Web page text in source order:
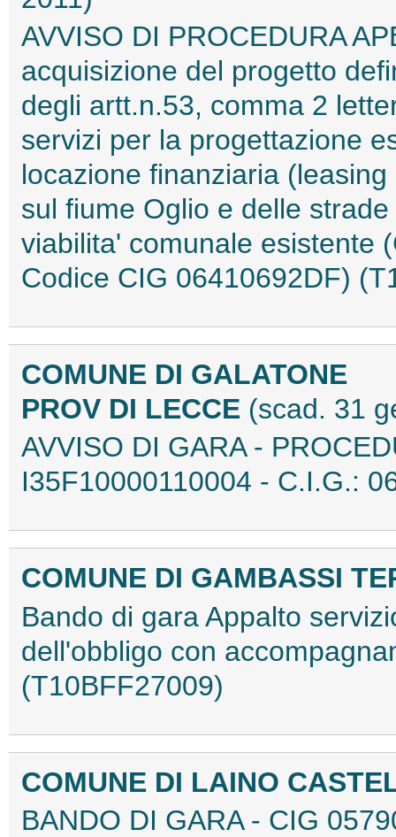
AVVISO DI PROCEDURA
acquisizione del progetto
degli artt.n.53, comma 2
servizi per la progettazione
locazione finanziaria
sul fiume Oglio e delle
viabilita' comunale esistente
Codice CIG 06410692DF)
COMUNE DI GALATONE
PROV DI LECCE (scad. 31
AVVISO DI GARA -
I35F10000110004 - C.I.G.:
COMUNE DI GAMBASSI
Bando di gara Appalto
dell'obbligo con
(T10BFF27009)
COMUNE DI LAINO
BANDO DI GARA - CIG